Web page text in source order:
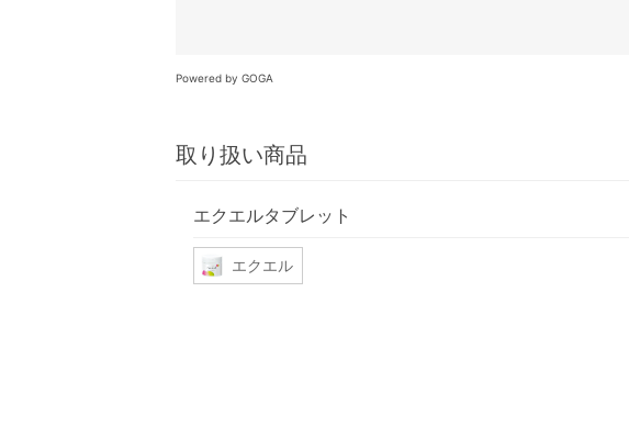
Powered by GOGA
取り扱い商品
エクエルタブレット
エクエル